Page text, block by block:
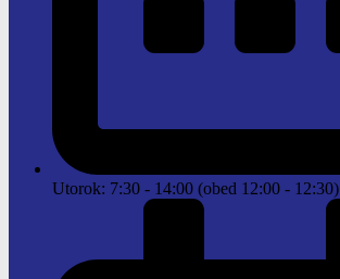
Utorok: 7:30 - 14:00 (obed 12:00 - 12:30)